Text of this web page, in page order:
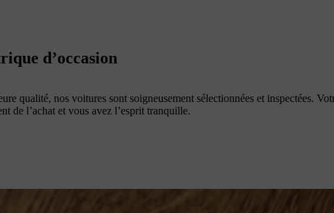
d’occasion
qualité, nos voitures sont soigneusement sélectionnées et inspectées.
de l’achat et vous avez l’esprit tranquille.